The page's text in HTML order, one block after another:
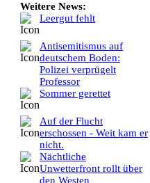
Weitere News:
Leergut fehlt
Antisemitismus auf
deutschem Boden:
Polizei verprügelt
Professor
Sommer gerettet
Auf der Flucht
erschossen - Weit kam er
nicht.
Nächtliche
Unwetterfront rollt über
den Westen